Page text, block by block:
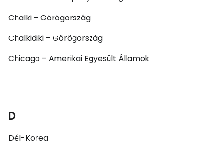
Chalki – Görögország
Chalkidiki – Görögország
Chicago – Amerikai Egyesült Államok
D
Dél-Korea